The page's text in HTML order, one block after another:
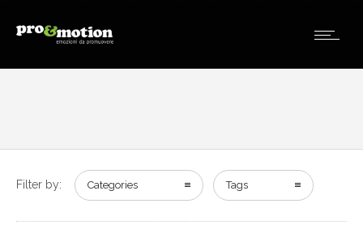
Filter by: Categories Tags